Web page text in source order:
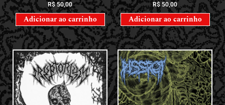
R$50,00
Adicionar ao carrinho
R$ 50,00
Adicionar ao carrinho